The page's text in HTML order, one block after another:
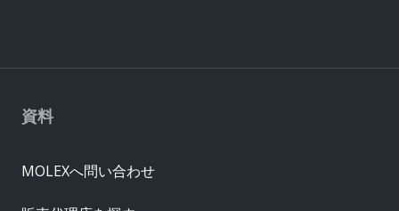
資料
MOLEXへ問い合わせ